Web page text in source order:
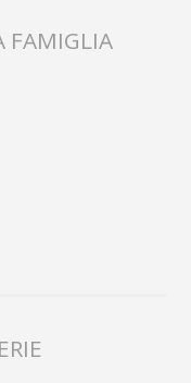
FAMIGLIA